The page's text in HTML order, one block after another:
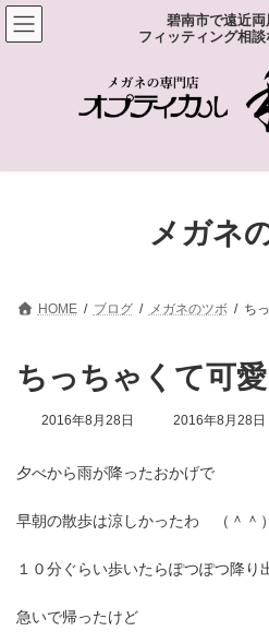
コ
ン
テ
ナ
ビ
ゲ
碧南市で遠近両
フィッティング相
メガネ
HOME ブログ メガネのツボ ち
ちっちゃくて可
2016年8月28日
最
新
:
2016年8月28日
夕べから雨が降ったおかげで
早朝の散歩は涼しかったわ （＾＾）
１０分ぐらい歩いたらぽつぽつ降り
急いで帰ったけど